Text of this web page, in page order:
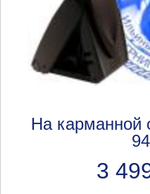
На карманной
3